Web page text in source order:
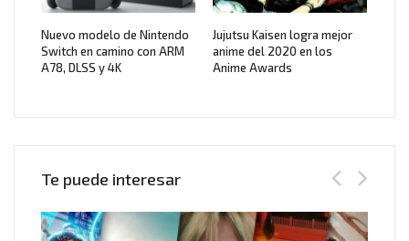
Nuevo modelo de Nintendo
Switch en camino con ARM
A78, DLSS y 4K
Jujutsu Kaisen logra mejor
anime del 2020 en los
Anime Awards
Te puede interesar